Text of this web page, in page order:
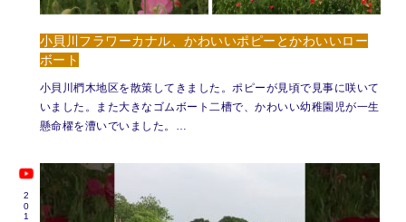
小貝川フラワーカナル、かわいいポピーとかわいいロー
ボート
小貝川椚木地区を散策してきました。ポピーが見頃で見事に咲いて
いました。また大きなゴムボート二槽で、かわいい幼稚園児が一生
懸命櫂を漕いでいました。…